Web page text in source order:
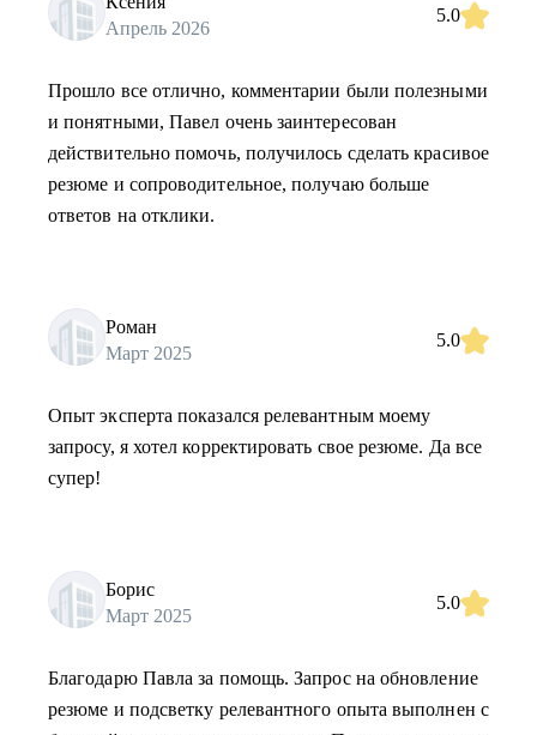
Апрель 2026
5.0
Прошло все отлично, комментарии были полезными
и понятными, Павел очень заинтересован
действительно помочь, получилось сделать красивое
резюме и сопроводительное, получаю больше
ответов на отклики.
Роман
Март 2025
5.0
Опыт эксперта показался релевантным моему
запросу, я хотел корректировать свое резюме. Да все
супер!
Борис
Март 2025
5.0
Благодарю Павла за помощь. Запрос на обновление
резюме и подсветку релевантного опыта выполнен с